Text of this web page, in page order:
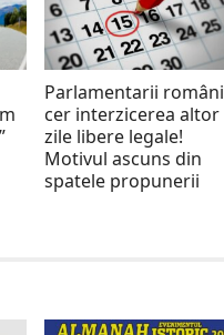
Parlamentarii români
cer interzicerea altor
zile libere legale!
Motivul ascuns din
spatele propunerii